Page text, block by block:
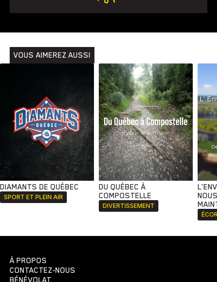
VOUS AIMEREZ AUSSI
DIAMANTS DE QUÉBEC
SPORT ET PLEIN AIR
DU QUÉBEC À
COMPOSTELLE
DIVERTISSEMENT
À PROPOS
CONTACTEZ-NOUS
BÉNÉVOLAT